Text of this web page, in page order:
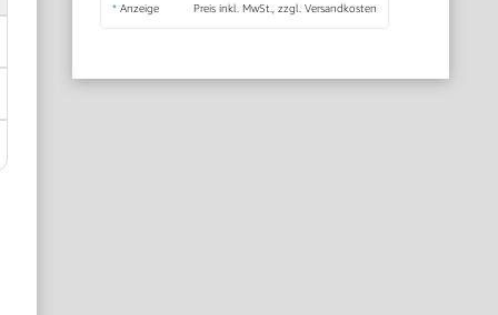
* Anzeige Preis inkl. MwSt., zzgl. Versandkosten